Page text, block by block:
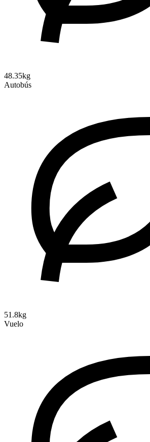
48.35kg
Autobús
51.8kg
Vuelo